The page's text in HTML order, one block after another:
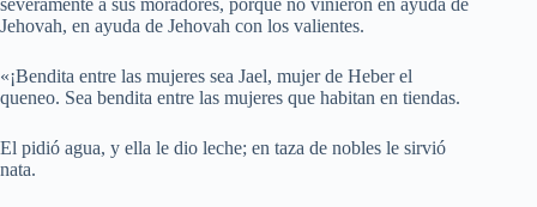
Jehovah, en ayuda de Jehovah con los valientes.
«¡Bendita entre las mujeres sea Jael, mujer de Heber el
queneo. Sea bendita entre las mujeres que habitan en tiendas.
El pidió agua, y ella le dio leche; en taza de nobles le sirvió
nata.